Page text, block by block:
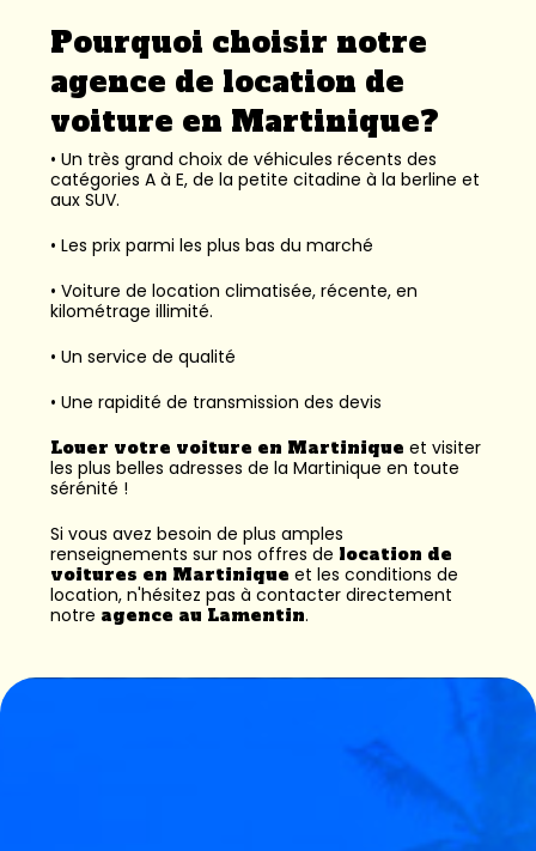
Pourquoi choisir notre
agence de location de
voiture en Martinique?
• Un très grand choix de véhicules récents des
catégories A à E, de la petite citadine à la berline et
aux SUV.
• Les prix parmi les plus bas du marché
• Voiture de location climatisée, récente, en
kilométrage illimité.
• Un service de qualité
• Une rapidité de transmission des devis
Louer votre voiture en Martinique et visiter
les plus belles adresses de la Martinique en toute
sérénité !
Si vous avez besoin de plus amples
renseignements sur nos offres de location de
voitures en Martinique et les conditions de
location, n'hésitez pas à contacter directement
notre agence au Lamentin.